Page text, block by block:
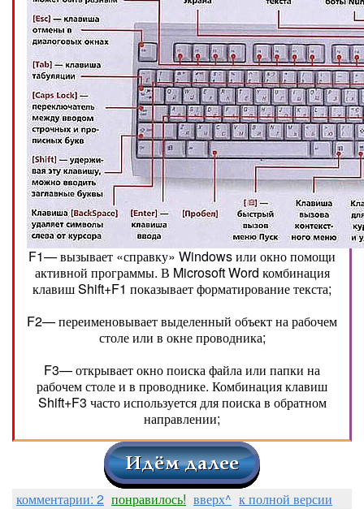
F1— вызывает «справку» Windows или окно помощи
активной программы. В Microsoft Word комбинация
клавиш Shift+F1 показывает форматирование текста;
F2— переименовывает выделенный объект на рабочем
столе или в окне проводника;
F3— открывает окно поиска файла или папки на
рабочем столе и в проводнике. Комбинация клавиш
Shift+F3 часто используется для поиска в обратном
направлении;
комментарии: 2 понравилось! вверх^ к полной версии